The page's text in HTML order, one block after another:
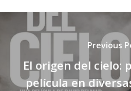
Previous
El origen del cielo:
película en